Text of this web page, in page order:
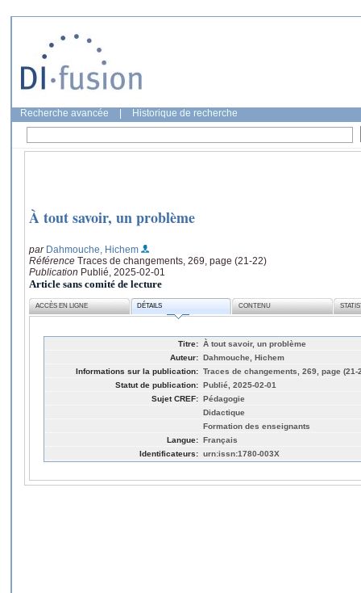
Recherche avancée Historique de recherche
À tout savoir, un problème
par Dahmouche, Hichem
Référence Traces de changements, 269, page (21-22)
Publication Publié, 2025-02-01
Article sans comité de lecture
ACCÈS EN LIGNE DÉTAILS CONTENU
Titre: À tout savoir, un problème
Auteur: Dahmouche, Hichem
Informations sur la publication: Traces de changements, 269, page (21-
Statut de publication: Publié, 2025-02-01
Sujet CREF: Pédagogie
Didactique
Formation des enseignants
Langue: Français
Identificateurs: urn:issn:1780-003X